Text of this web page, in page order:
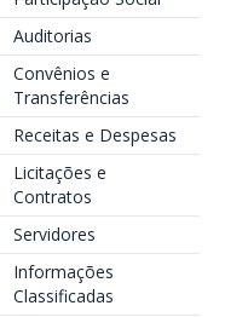
Auditorias
Convênios e
Transferências
Receitas e Despesas
Licitações e
Contratos
Servidores
Informações
Classificadas